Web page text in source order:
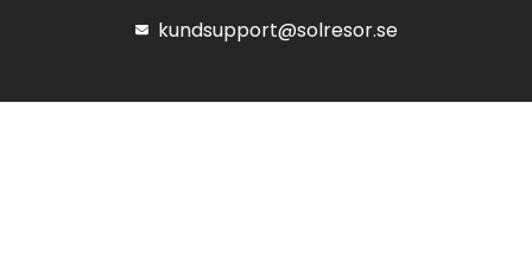
kundsupport@solresor.se